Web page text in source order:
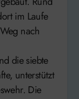
im Laufe
nach
die siebte
unterstützt
Die